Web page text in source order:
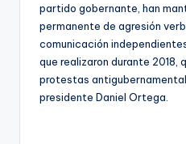
partido gobernante, han
permanente de agresión
comunicación
que realizaron durante 2018,
protestas
presidente Daniel Ortega.